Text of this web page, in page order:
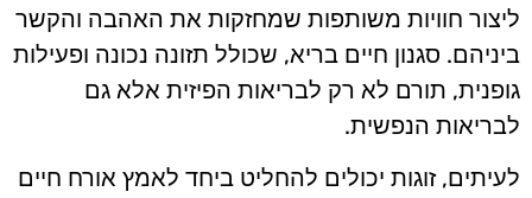
ליצור חוויות משותפות שמחזקות את האהבה והקשר
ביניהם. סגנון חיים בריא, שכולל תזונה נכונה ופעילות
גופנית, תורם לא רק לבריאות הפיזית אלא גם
לבריאות הנפשית.
לעיתים, זוגות יכולים להחליט ביחד לאמץ אורח חיים